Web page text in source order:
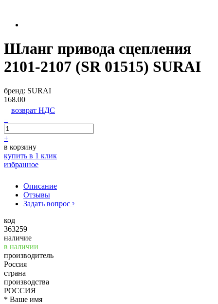
Шланг привода сцепления
2101-2107 (SR 01515) SURAI
бренд: SURAI
168.00
возврат НДС
–
+
в корзину
купить в 1 клик
избранное
Описание
Отзывы
Задать вопрос ?
код
363259
наличие
в наличии
производитель
Россия
страна
производства
РОССИЯ
* Ваше имя